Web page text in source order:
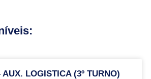
AUX. LOGISTICA (3º TURNO)